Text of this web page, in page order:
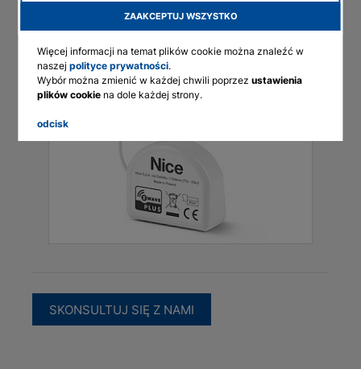
ZAAKCEPTUJ WSZYSTKO
Więcej informacji na temat plików cookie można znaleźć w
naszejpolityce prywatności.
Wybór można zmienić w każdej chwili poprzezustawienia
plików cookie na dole każdej strony.
odcisk
Francais
Polski
Bezprzewodowe
SKONSULTUJ SIĘ Z NAMI